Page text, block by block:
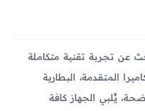
عن تجربة تقنية متكاملة
المتقدمة، البطارية
يُلبي الجهاز كافة